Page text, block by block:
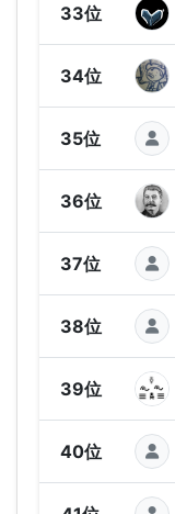
33位
34位
35位
36位
37位
38位
39位
40位